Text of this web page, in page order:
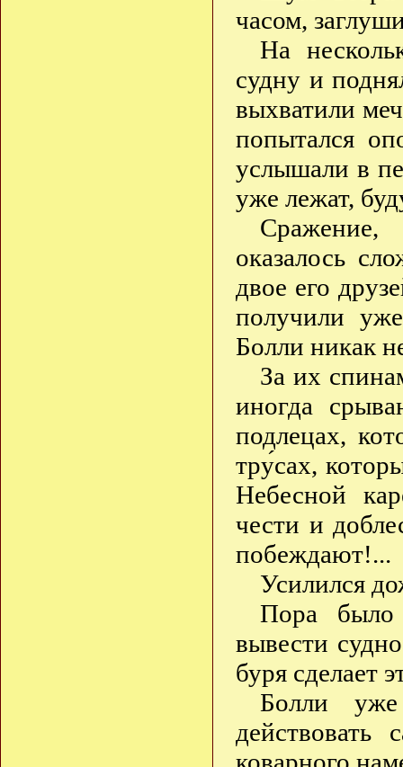
часом,
На
судну и
выхватили
попытался
услышали в
уже лежат,
оказалось
двое его
получили
Болли никак
За их
иногда
подлецах,
тру́сах,
Небесной
чести и
побеждают!...
Усилился
Пора было
вывести
буря сделает
Болли